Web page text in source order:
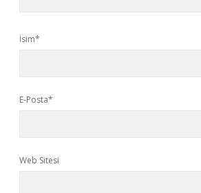
İsim*
E-Posta*
Web Sitesi